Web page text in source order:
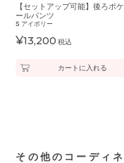
【セットアップ可能】後ろポ
ールパンツ
S アイボリー
¥13,200 税込
カートに入れる
その他のコーディネ